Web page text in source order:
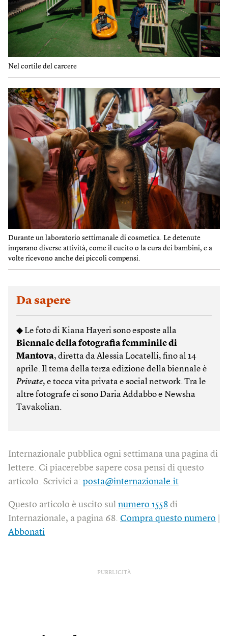
Nel cortile del carcere
Durante un laboratorio settimanale di cosmetica. Le detenute
imparano diverse attività, come il cucito o la cura dei bambini, e a
volte ricevono anche dei piccoli compensi.
Da sapere
◆ Le foto di Kiana Hayeri sono esposte alla
Biennale della fotografia femminile di
Mantova, diretta da Alessia Locatelli, fino al 14
aprile. Il tema della terza edizione della biennale è
Private, e tocca vita privata e social network. Tra le
altre fotografe ci sono Daria Addabbo e Newsha
Tavakolian.
Internazionale pubblica ogni settimana una pagina di
lettere. Ci piacerebbe sapere cosa pensi di questo
articolo. Scrivici a: posta@internazionale.it
Questo articolo è uscito sul numero 1558 di
Internazionale, a pagina 68. Compra questo numero
Abbonati
PUBBLICITÀ